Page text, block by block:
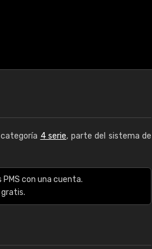
4 serie, parte del sistema de
con una cuenta.
gratis.